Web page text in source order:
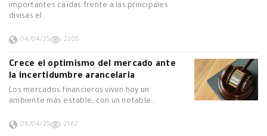
importantes caídas frente a las principales
divisas el…
04/04/25 2205
Crece el optimismo del mercado ante
la incertidumbre arancelaria
Los mercados financieros viven hoy un
ambiente más estable, con un notable…
08/04/25 2162